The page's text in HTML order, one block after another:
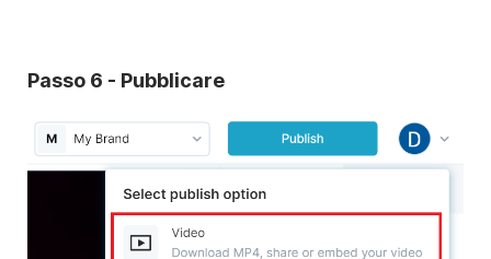
Passo 6 - Pubblicare